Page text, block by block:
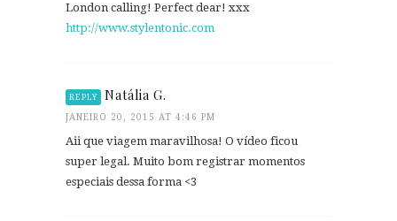
London calling! Perfect dear! xxx
http://www.stylentonic.com
REPLY Natália G.
JANEIRO 20, 2015 AT 4:46 PM
Aii que viagem maravilhosa! O vídeo ficou
super legal. Muito bom registrar momentos
especiais dessa forma <3